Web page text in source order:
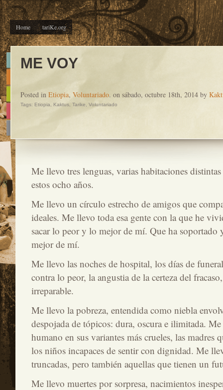
Home tariKe.org
ME VOY
Posted in Etiopia, Voluntariado. on sábado, octubre 18th, 2014 by
Tags: Etiopia Kaktus, Tarike Voluntariado
Me llevo tres lenguas, varias habitaciones
estos ocho años.
Me llevo un círculo estrecho de amigos que
ideales. Me llevo toda esa gente con la que he
sacar lo peor y lo mejor de mí. Que ha
mejor de mí.
Me llevo las noches de hospital, los días de
contra lo peor, la angustia de la certeza del
irreparable.
Me llevo la pobreza, entendida como niebla
despojada de tópicos: dura, oscura e ilimitada.
humano en sus variantes más crueles, las madres
los niños incapaces de sentir con dignidad. Me
truncadas, pero también aquellas que tienen un
Me llevo muertes por sorpresa, nacimientos